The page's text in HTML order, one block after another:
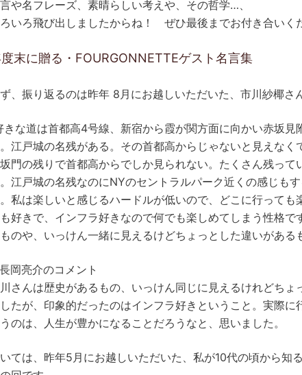
や名フレーズ、素晴らしい考えや、その哲学…、
いろ飛び出しましたからね！ ぜひ最後までお付き合いく
末に贈る・FOURGONNETTEゲスト名言集
、振り返るのは昨年 8月にお越しいただいた、市川紗椰さ
きな道は首都高4号線、新宿から霞が関方面に向かい赤坂
江戸城の名残がある。その首都高からじゃないと見えなく
門の残りで首都高からでしか見られない。たくさん残っ
江戸城の名残なのにNYのセントラルパーク近くの感じも
私は楽しいと感じるハードルが低いので、どこに行って
好きで、インフラ好きなので何でも楽しめてしまう性格
のや、いっけん一緒に見えるけどちょっとした違いがある
岡亮介のコメント
さんは歴史があるもの、いっけん同じに見えるけれどち
たが、印象的だったのはインフラ好きということ。実際
のは、人生が豊かになることだろうなと、思いました。
ては、昨年5月にお越しいただいた、私が10代の頃から知